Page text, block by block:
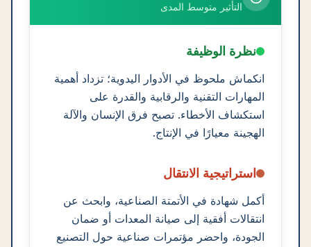
التأثير متوسط المدى
نظرة الوظيفة
انكماش ملحوظ في الأدوار اليدوية؛ تزداد أهمية
المهارات التقنية والرقابية والقدرة على
استكشاف الأخطاء. تصبح فرق الإنسان والآلة
الهجينة معيارًا في الإنتاج.
استراتيجية الانتقال
أكمل شهادة في الأتمتة الصناعية، وابحث عن
انتقالات أفقية إلى صيانة المعدات أو ضمان
الجودة، واحضر مؤتمرات صناعية حول التصنيع